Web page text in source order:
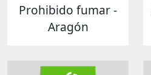
Prohibido fumar -
Aragón